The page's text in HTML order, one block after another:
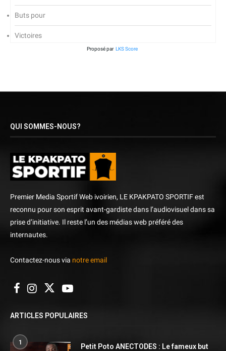
Buts pour
Victoires
Proposé par LKS Score
QUI SOMMES-NOUS?
Premier Media Sportif Web ivoirien, LE KPAKPATO SPORTIF est
reconnu pour son esprit avant-gardiste dans l’audiovisuel dans sa
prise d’initiative. Il reste l’un des médias web préféré des
internautes.
Contactez-nous via notre email
ARTICLES POPULAIRES
1
Petit Poto ANECTODES : Le fameux but